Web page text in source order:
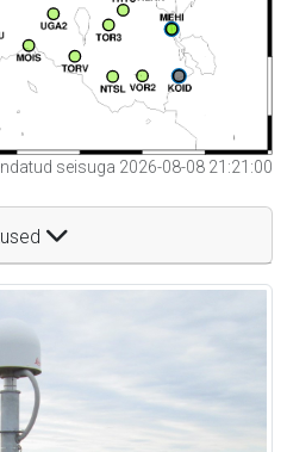
seisuga 2026-08-08 21:21:00